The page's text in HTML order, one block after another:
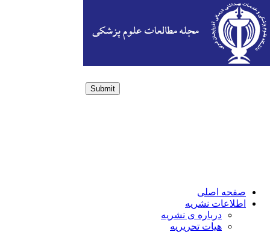
Submit
صفحه اصلی
اطلاعات نشریه
درباره ی نشریه
هیات تحریریه